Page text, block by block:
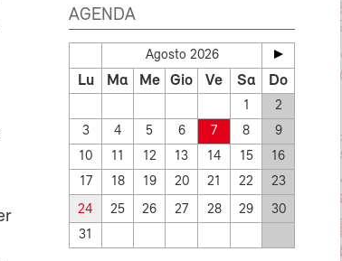
AGENDA
Agosto 2026
Lu Ma Me Gio Ve Sa Do
1
2
3
4 5 6 7 8
9
10
11 12 13 14 15
16
17
18 19 20 21 22 23
24 25 26 27 28 29
30
31